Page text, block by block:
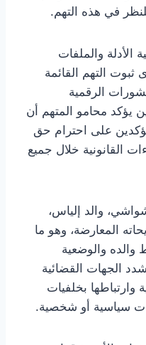
في هذه التهم.
الأدلة والملفات
ثبوت التهم القائمة
الرقمية
يؤكد محامو المتهم أن
على احترام حق
القانونية خلال جميع
والد إلياس،
المعارضة، وهو ما
والوضعية
الجهات القضائية
وارتباطها بخلفيات
سياسية أو شخصية.